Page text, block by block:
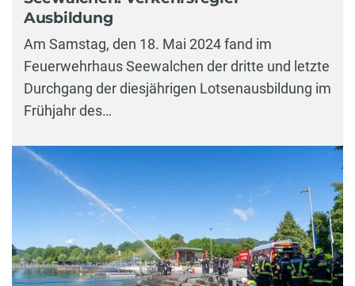
Ausbildung
Am Samstag, den 18. Mai 2024 fand im
Feuerwehrhaus Seewalchen der dritte und letzte
Durchgang der diesjährigen Lotsenausbildung im
Frühjahr des…